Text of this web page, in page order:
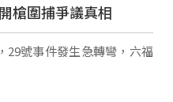
槍圍捕爭議真相
29號事件發生急轉彎，六福